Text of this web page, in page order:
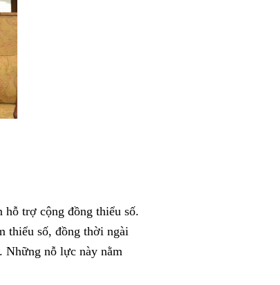
trợ cộng đồng thiểu số.
thiểu số, đồng thời ngài
Những nỗ lực này nằm